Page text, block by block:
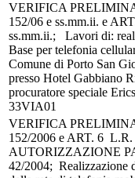
VERIFICA
152/06 e ss.mm.ii. e
ss.mm.ii.; Lavori di:
Base per telefonia
Comune di Porto San
presso Hotel Gabbiano
procuratore speciale
33VIA01
VERIFICA
152/2006 e ART. 6
AUTORIZZAZIONE
42/2004; Realizzazione